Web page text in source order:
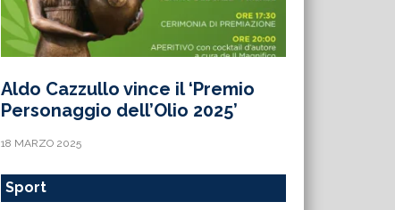
Aldo Cazzullo vince il ‘Premio
Personaggio dell’Olio 2025’
18 MARZO 2025
Sport